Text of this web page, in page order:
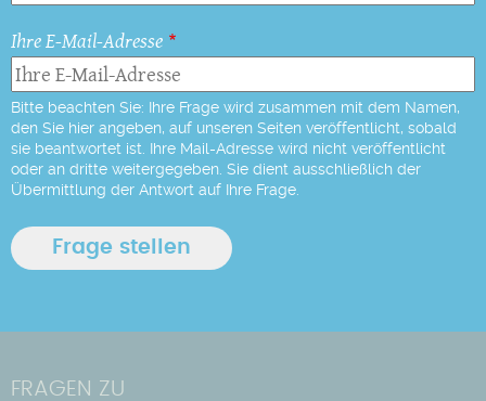
Ihre E-Mail-Adresse
Bitte beachten Sie: Ihre Frage wird zusammen mit dem Namen,
den Sie hier angeben, auf unseren Seiten veröffentlicht, sobald
sie beantwortet ist. Ihre Mail-Adresse wird nicht veröffentlicht
oder an dritte weitergegeben. Sie dient ausschließlich der
Übermittlung der Antwort auf Ihre Frage.
FRAGEN ZU